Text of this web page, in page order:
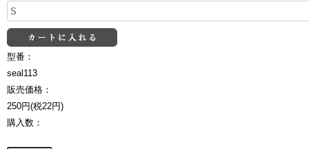
型番：
seal113
販売価格：
250円(税22円)
購入数：